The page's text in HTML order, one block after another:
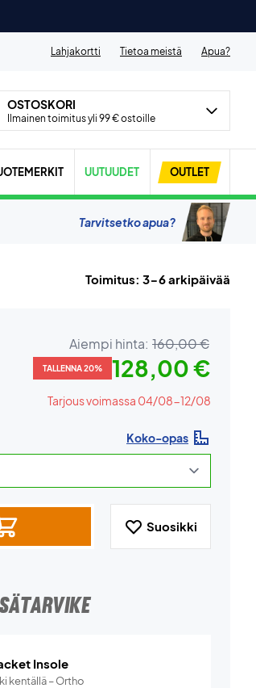
Lahjakortti Tietoa meistä Apua?
OSTOSKORI
Ilmainen toimitus yli 99 € ostoille
UUTUUDET OUTLET
Tarvitsetko apua?
Toimitus: 3-6 arkipäivää
Aiempi hinta: 160,00 €
TALLENNA 20% 128,00 €
Tarjous voimassa 04/08-12/08
Koko-opas
Suosikki
Insole
kentällä – Ortho